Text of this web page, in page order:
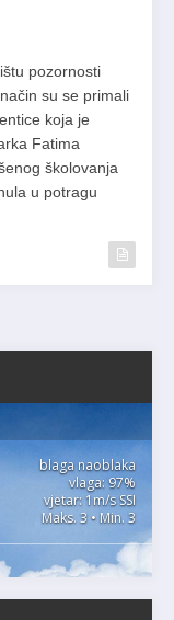
pozornosti
su se primali
koja je
Fatima
školovanja
u potragu
blaga naoblaka
vlaga: 97%
vjetar: 1m/s SSI
Maks. 3 • Min. 3